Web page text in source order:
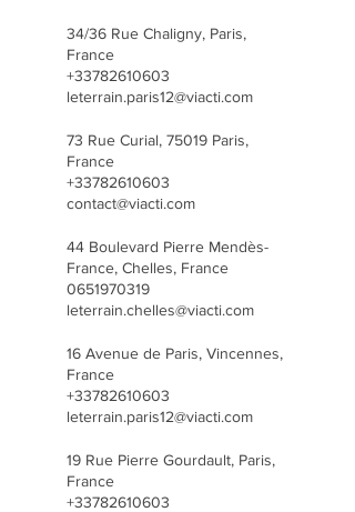
34/36 Rue Chaligny, Paris,
France
+33782610603
leterrain.paris12@viacti.com
73 Rue Curial, 75019 Paris,
France
+33782610603
contact@viacti.com
44 Boulevard Pierre Mendès-
France, Chelles, France
0651970319
leterrain.chelles@viacti.com
16 Avenue de Paris, Vincennes,
France
+33782610603
leterrain.paris12@viacti.com
19 Rue Pierre Gourdault, Paris,
France
+33782610603